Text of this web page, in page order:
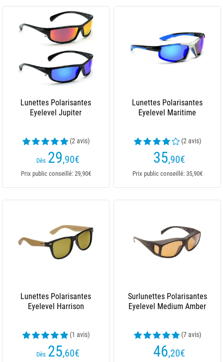
Lunettes Polarisantes
Eyelevel Jupiter
(2 avis)
Dès 29,90€
Prix public conseillé: 29,90€
Lunettes Polarisantes
Eyelevel Maritime
(2 avis)
35,90€
Prix public conseillé: 35,90€
Lunettes Polarisantes
Eyelevel Harrison
(1 avis)
Dès 25,60€
Surlunettes Polarisantes
Eyelevel Medium Amber
(7 avis)
46,20€